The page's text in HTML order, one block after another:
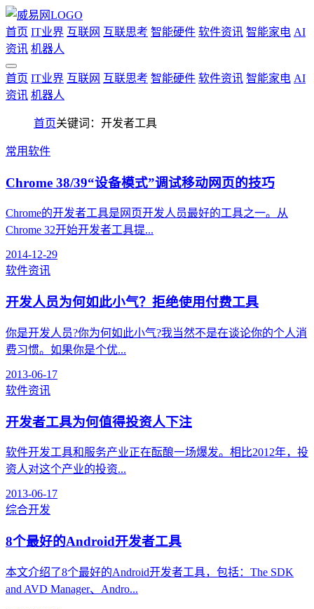
首页 IT业界 互联网 互联思考 智能硬件 软件资讯 智能家电 AI
资讯 机器人
首页 IT业界 互联网 互联思考 智能硬件 软件资讯 智能家电 AI
资讯 机器人
首页关键词：开发者工具
常用软件
Chrome 38/39“设备模式”调试移动网页的技巧
Chrome的开发者工具是网页开发人员最好的工具之一。从
Chrome 32开始开发者工具提...
2014-12-29
软件资讯
开发人员为何如此小气？拒绝使用付费工具
你是开发人员?你为何如此小气?我当然不是在谈论你的个人消
费习惯。如果你是个优...
2013-06-17
软件资讯
开发者工具为何值得投资人下注
软件开发工具和服务产业正在酝酿一场爆发。相比2012年，投
资人对这个产业的投资...
2013-06-17
综合开发
8个最好的Android开发者工具
本文介绍了8个最好的Android开发者工具，包括：The SDK
and AVD Manager、Andro...